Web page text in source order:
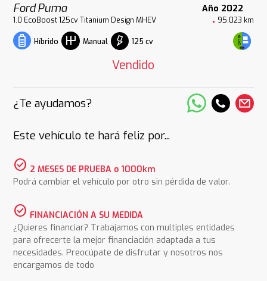
Ford Puma Año 2022
1.0 EcoBoost 125cv Titanium Design MHEV 95.023 km
Híbrido Manual 125 cv
Vendido
¿Te ayudamos?
Este vehículo te hará feliz por...
check_circle 2 MESES DE PRUEBA o 1000km
Podrá cambiar el vehículo por otro sin pérdida de valor.
check_circle FINANCIACIÓN A SU MEDIDA
¿Quieres financiar? Trabajamos con multiples entidades
para ofrecerte la mejor financiación adaptada a tus
necesidades. Preocúpate de disfrutar y nosotros nos
encargamos de todo